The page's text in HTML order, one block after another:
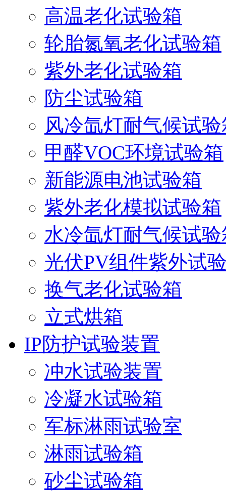
高温老化试验箱
轮胎氮氧老化试验箱
紫外老化试验箱
防尘试验箱
风冷氙灯耐气候试
甲醛VOC环境试验箱
新能源电池试验箱
紫外老化模拟试验箱
水冷氙灯耐气候试验
光伏PV组件紫外试
换气老化试验箱
立式烘箱
IP防护试验装置
冲水试验装置
冷凝水试验箱
军标淋雨试验室
淋雨试验箱
砂尘试验箱